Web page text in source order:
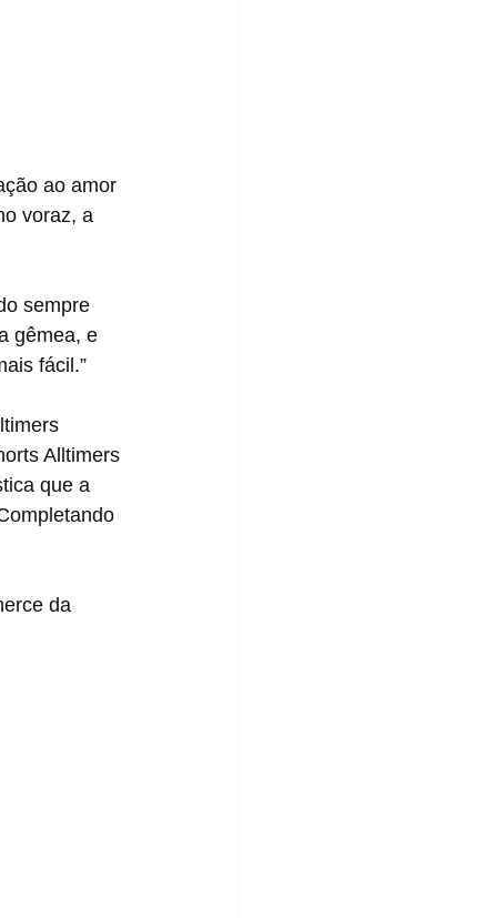
ao amor
voraz, a
sempre
gêmea, e
fácil.”
Alltimers
que a
da